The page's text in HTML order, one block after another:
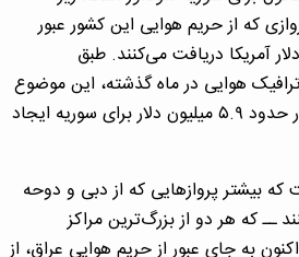
که از حریم هوایی این کشور عبور
می‌کند، عوارض ثابت ۴۹۹ دلار آمریکا دریافت می‌کنند. طبق
هوایی در ماه گذشته، این موضوع
می‌تواند درآمد ماهانه‌ای در حدود ۵.۹ میلیون دلار برای سوریه ایجاد
که بیشتر پروازهایی که از دبی و دوحه
ــ که هر دو از بزرگ‌ترین مراکز
به جای عبور از حریم هوایی عراق، از